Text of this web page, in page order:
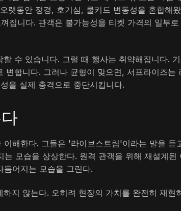
랫동안 정경, 호기심, 쿨키드 변동성을 혼합해
집니다. 관객은 불가능성을 티켓 가격의 일부로
수 있습니다. 그럴 때 행사는 취약해집니다.
변합니다. 그러나 균형이 맞으면, 서프라이즈는
을 실제 충격으로 중단시킵니다.
해한다. 그들은 '라이브스트림'이라는 말을 듣
모습을 상상한다. 원격 관객을 위해 재설계된
어지는 모습을 그린다.
지 않는다. 오히려 현장의 가치를 완전히 재현